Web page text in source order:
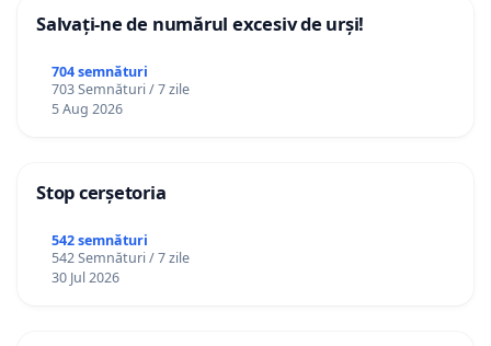
Salvați-ne de numărul excesiv de urși!
704 semnături
703 Semnături / 7 zile
5 Aug 2026
Stop cerșetoria
542 semnături
542 Semnături / 7 zile
30 Jul 2026